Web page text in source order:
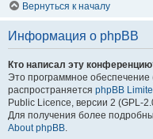
Вернуться к началу
Информация о phpBB
Кто написал эту
Это программное
распространяется phpBB
Public Licence, версии 2 (GPL-
Для получения более
About phpBB.